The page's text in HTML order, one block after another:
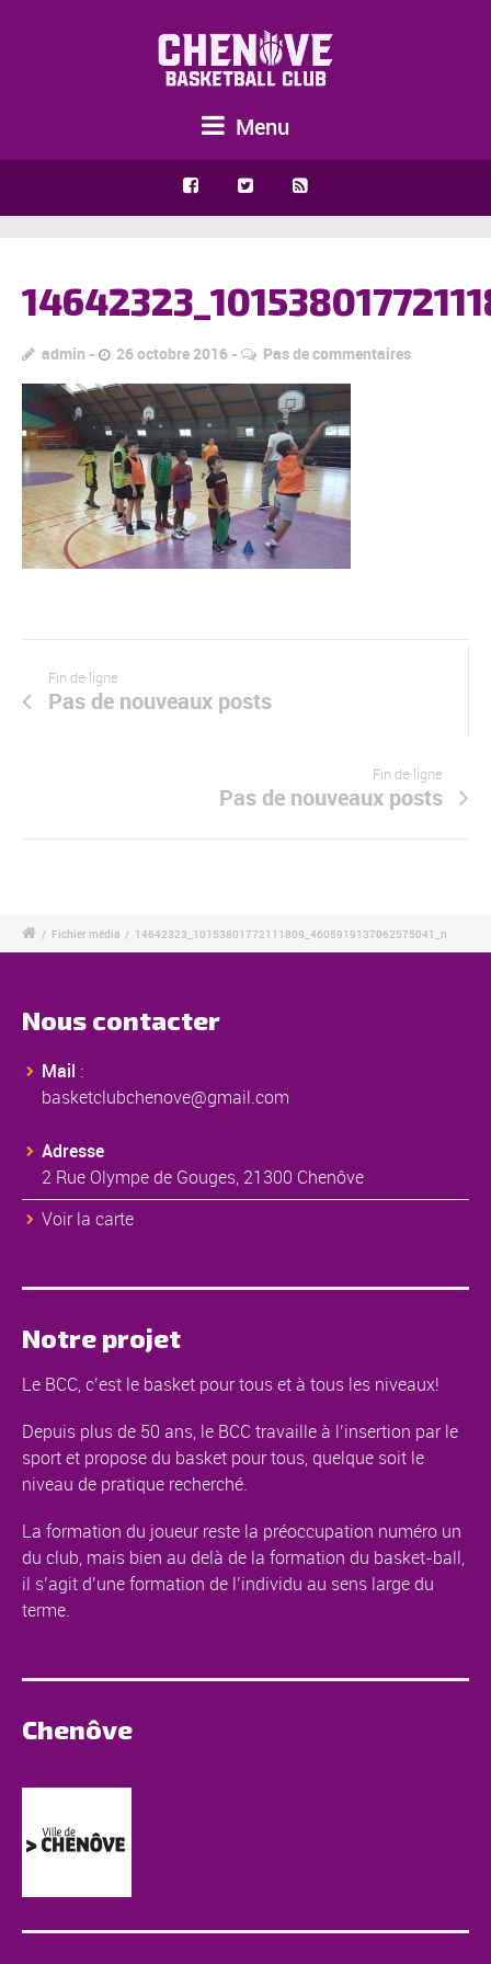
Menu
admin 26 octobre 2016 Pas de commentaires
Fin de ligne
Pas de nouveaux posts
Fin de ligne
Pas de nouveaux posts
/ Fichier média / 14642323_10153801772111809_4605919137062575041_n
Nous contacter
Mail :
basketclubchenove@gmail.com
Adresse
2 Rue Olympe de Gouges, 21300 Chenôve
Voir la carte
Notre projet
Le BCC, c’est le basket pour tous et à tous les niveaux!
Depuis plus de 50 ans, le BCC travaille à l’insertion par le
sport et propose du basket pour tous, quelque soit le
niveau de pratique recherché.
La formation du joueur reste la préoccupation numéro un
du club, mais bien au delà de la formation du basket-ball,
il s’agit d’une formation de l’individu au sens large du
terme.
Chenôve